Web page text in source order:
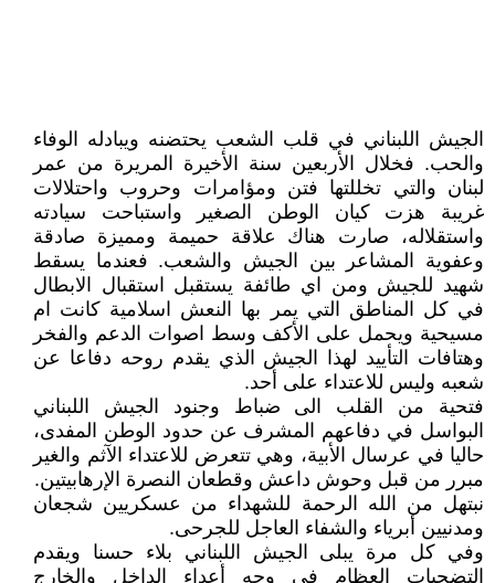
الجيش اللبناني في قلب الشعب يحتضنه ويبادله الوفاء
والحب. فخلال الأربعين سنة الأخيرة المريرة من عمر
لبنان والتي تخللتها فتن ومؤامرات وحروب واحتلالات
غريبة هزت كيان الوطن الصغير واستباحت سيادته
واستقلاله، صارت هناك علاقة حميمة ومميزة صادقة
وعفوية المشاعر بين الجيش والشعب. فعندما يسقط
شهيد للجيش ومن اي طائفة يستقبل استقبال الابطال
في كل المناطق التي يمر بها النعش اسلامية كانت ام
مسيحية ويحمل على الأكف وسط اصوات الدعم والفخر
وهتافات التأييد لهذا الجيش الذي يقدم روحه دفاعا عن
شعبه وليس للاعتداء على أحد.
فتحية من القلب الى ضباط وجنود الجيش اللبناني
البواسل في دفاعهم المشرف عن حدود الوطن المفدى،
حاليا في عرسال الأبية، وهي تتعرض للاعتداء الآثم والغير
مبرر من قبل وحوش داعش وقطعان النصرة الإرهابيتين.
نبتهل من الله الرحمة للشهداء من عسكريين شجعان
ومدنيين أبرياء والشفاء العاجل للجرحى.
وفي كل مرة يبلى الجيش اللبناني بلاء حسنا ويقدم
التضحيات العظام في وجه أعداء الداخل والخارج